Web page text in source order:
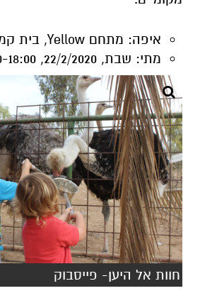
חוות אל היען- פייסבוק
יענים ובועות
חוות אל היען מזמינה אתכם